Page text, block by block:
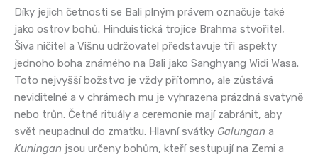
Díky jejich četnosti se Bali plným právem označuje také
jako ostrov bohů. Hinduistická trojice Brahma stvořitel,
Šiva ničitel a Višnu udržovatel představuje tři aspekty
jednoho boha známého na Bali jako Sanghyang Widi Wasa.
Toto nejvyšší božstvo je vždy přítomno, ale zůstává
neviditelné a v chrámech mu je vyhrazena prázdná svatyně
nebo trůn. Četné rituály a ceremonie mají zabránit, aby
svět neupadnul do zmatku. Hlavní svátky Galungan a
Kuningan jsou určeny bohům, kteří sestupují na Zemi a